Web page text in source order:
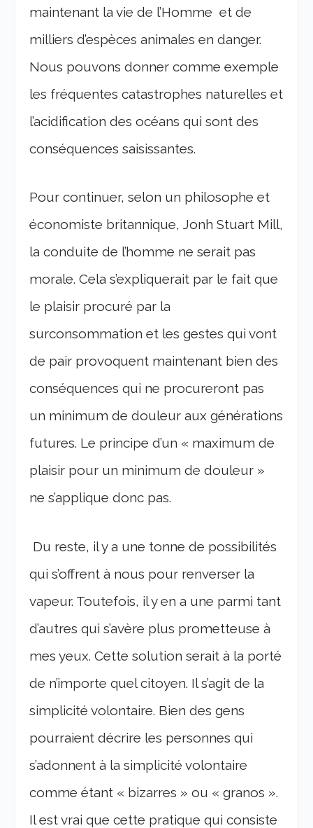
maintenant la vie de l’Homme et de
milliers d’espèces animales en danger.
Nous pouvons donner comme exemple
les fréquentes catastrophes naturelles et
l’acidification des océans qui sont des
conséquences saisissantes.
Pour continuer, selon un philosophe et
économiste britannique, Jonh Stuart Mill,
la conduite de l’homme ne serait pas
morale. Cela s’expliquerait par le fait que
le plaisir procuré par la
surconsommation et les gestes qui vont
de pair provoquent maintenant bien des
conséquences qui ne procureront pas
un minimum de douleur aux générations
futures. Le principe d’un « maximum de
plaisir pour un minimum de douleur »
ne s’applique donc pas.
Du reste, il y a une tonne de possibilités
qui s’offrent à nous pour renverser la
vapeur. Toutefois, il y en a une parmi tant
d’autres qui s’avère plus prometteuse à
mes yeux. Cette solution serait à la porté
de n’importe quel citoyen. Il s’agit de la
simplicité volontaire. Bien des gens
pourraient décrire les personnes qui
s’adonnent à la simplicité volontaire
comme étant « bizarres » ou « granos ».
Il est vrai que cette pratique qui consiste